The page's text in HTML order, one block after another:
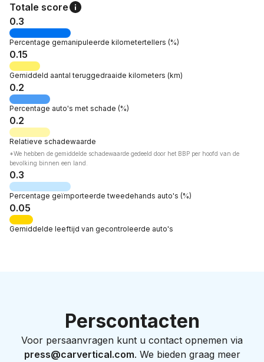
Totale score
0.3
Percentage gemanipuleerde kilometertellers (%)
0.15
Gemiddeld aantal teruggedraaide kilometers (km)
0.2
Percentage auto's met schade (%)
0.2
Relatieve schadewaarde
*We hebben de gemiddelde schadewaarde gedeeld door het BBP per hoofd van de
bevolking binnen een land.
0.3
Percentage geïmporteerde tweedehands auto's (%)
0.05
Gemiddelde leeftijd van gecontroleerde auto's
Perscontacten
Voor persaanvragen kunt u contact opnemen via
press@carvertical.com. We bieden graag meer